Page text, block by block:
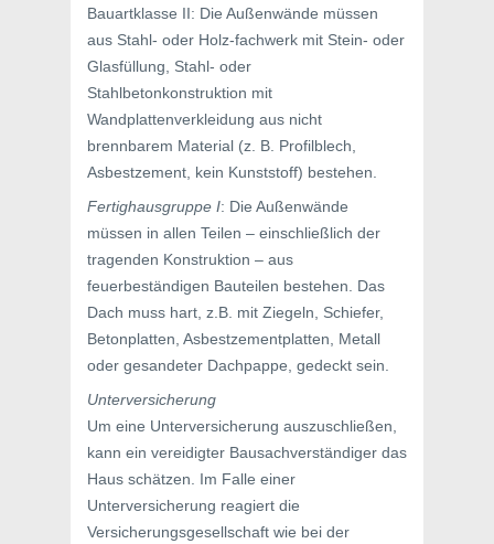
Bauartklasse II: Die Außenwände müssen
aus Stahl- oder Holz-fachwerk mit Stein- oder
Glasfüllung, Stahl- oder
Stahlbetonkonstruktion mit
Wandplattenverkleidung aus nicht
brennbarem Material (z. B. Profilblech,
Asbestzement, kein Kunststoff) bestehen.
Fertighausgruppe I: Die Außenwände
müssen in allen Teilen – einschließlich der
tragenden Konstruktion – aus
feuerbeständigen Bauteilen bestehen. Das
Dach muss hart, z.B. mit Ziegeln, Schiefer,
Betonplatten, Asbestzementplatten, Metall
oder gesandeter Dachpappe, gedeckt sein.
Unterversicherung
Um eine Unterversicherung auszuschließen,
kann ein vereidigter Bausachverständiger das
Haus schätzen. Im Falle einer
Unterversicherung reagiert die
Versicherungsgesellschaft wie bei der